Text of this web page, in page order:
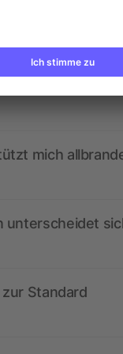
mich
unterscheidet
Standard